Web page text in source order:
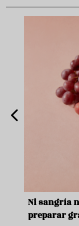
Ni sangría
preparar